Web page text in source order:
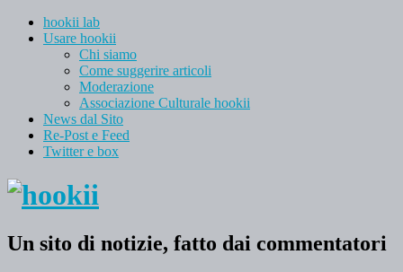
hookii lab
Usare hookii
Chi siamo
Come suggerire articoli
Moderazione
Associazione Culturale hookii
News dal Sito
Re-Post e Feed
Twitter e box
Un sito di notizie, fatto dai commentatori